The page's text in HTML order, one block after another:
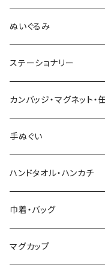
木村敦工人（弥治郎系）
池内潮音工人（弥治郎系）
上田康友工人（弥治郎系
新山真由美工人（弥治郎
新山吉紀工人（弥治郎系）
星定良工人（弥治郎系）
平賀輝幸工人（作並系）
ぬいぐるみ
ステーショナリー
アクリルキーホルダー
シール
ポストカード
付箋（ふせん）
スタンプ
カンバッジ・マグネット
バッジ
マグネット
手ぬぐい
ハンドタオル・ハンカチ
巾着・バッグ
エコバッグ
マグカップ